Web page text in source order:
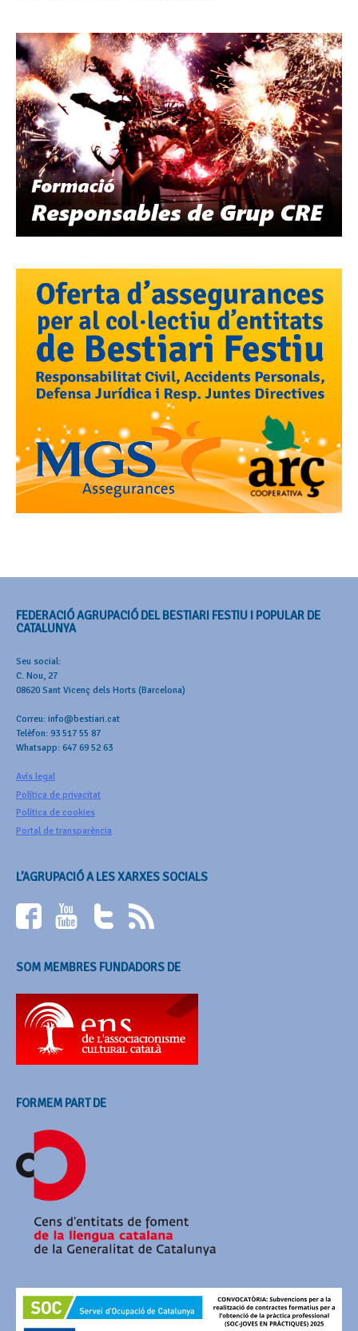
FEDERACIÓ AGRUPACIÓ DEL BESTIARI FESTIU I POPULAR DE
CATALUNYA
Seu social:
C. Nou, 27
08620 Sant Vicenç dels Horts (Barcelona)
Correu: info@bestiari.cat
Telèfon: 93 517 55 87
Whatsapp: 647 69 52 63
Avís legal
Política de privacitat
Política de cookies
Portal de transparència
L’AGRUPACIÓ A LES XARXES SOCIALS
SOM MEMBRES FUNDADORS DE
FORMEM PART DE